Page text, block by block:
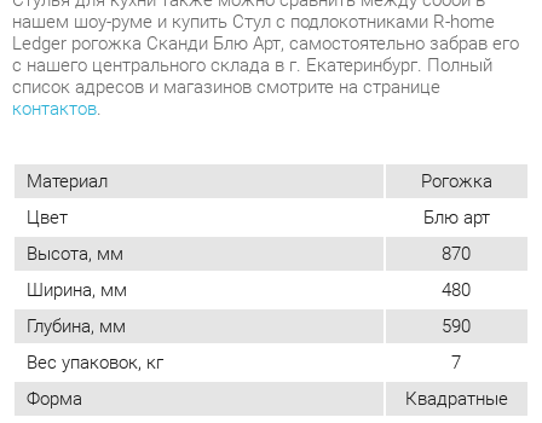
Материал Рогожка
Цвет
Блю арт
Высота, мм
Глубина, мм
590
Вес упаковок, кг
7
Форма
Квадратные
Обивка
Тканевая
Мягкая спинка
Да
Упор для ног
Нет
Возможность регулировать глубину
сиденья
Нет